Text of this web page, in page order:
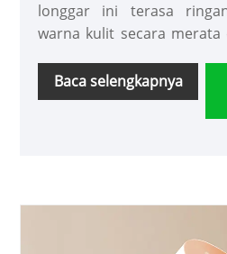
longgar ini terasa
warna kulit secara merata
orang dengan warna
lebih sesuai dengan situasi
Produk kami hemat
Baca selengkapnya